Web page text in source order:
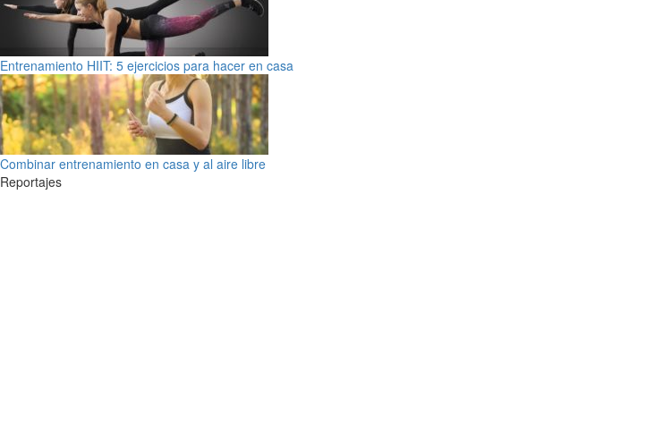
Entrenamiento HIIT: 5 ejercicios para hacer en casa
Combinar entrenamiento en casa y al aire libre
Reportajes